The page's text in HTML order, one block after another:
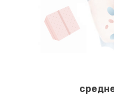
Чистка